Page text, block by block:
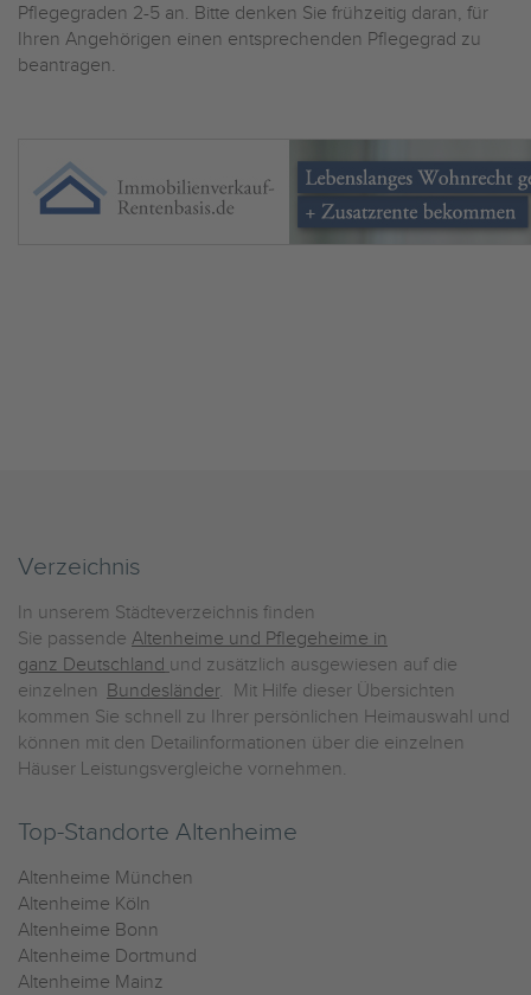
Pflegegraden 2-5 an. Bitte denken Sie frühzeitig daran, für
Ihren Angehörigen einen entsprechenden Pflegegrad zu
beantragen.
Verzeichnis
In unserem Städteverzeichnis finden
Sie passende Altenheime und Pflegeheime in
ganz Deutschland und zusätzlich ausgewiesen auf die
einzelnen Bundesländer. Mit Hilfe dieser Übersichten
kommen Sie schnell zu Ihrer persönlichen Heimauswahl und
können mit den Detailinformationen über die einzelnen
Häuser Leistungsvergleiche vornehmen.
Top-Standorte Altenheime
Altenheime München
Altenheime Köln
Altenheime Bonn
Altenheime Dortmund
Altenheime Mainz